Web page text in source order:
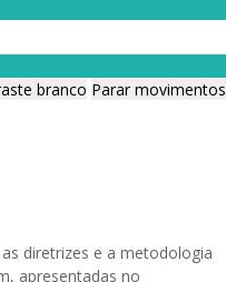
branco Parar movimentos
diretrizes e a metodologia
apresentadas no